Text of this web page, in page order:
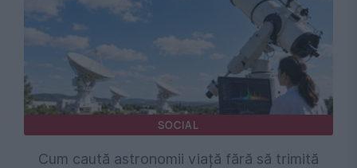
SOCIAL
Cum caută astronomii viață fără să trimită